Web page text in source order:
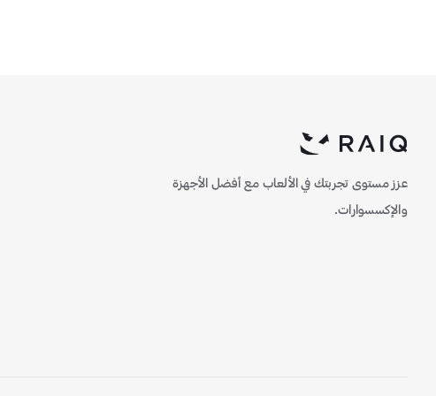
عزز مستوى تجربتك في الألعاب مع أفضل الأجهزة
والإكسسوارات.